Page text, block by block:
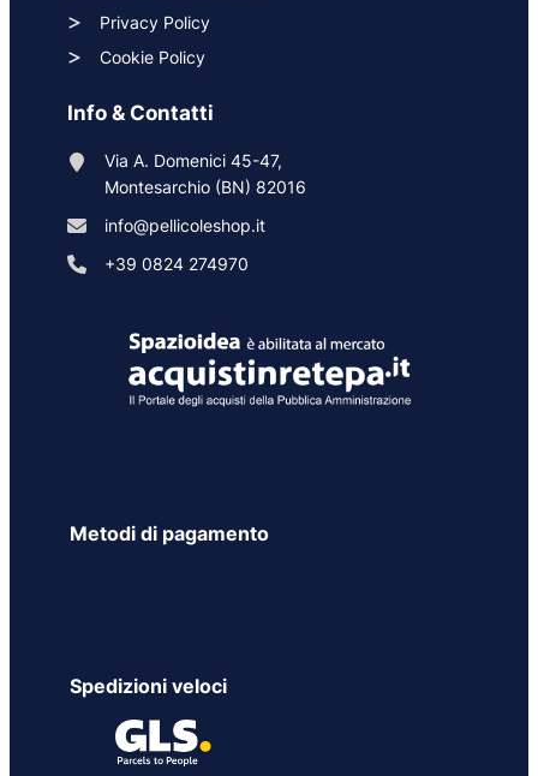
Privacy Policy
Cookie Policy
Info & Contatti
Via A. Domenici 45-47,
Montesarchio (BN) 82016
info@pellicoleshop.it
+39 0824 274970
Metodi di pagamento
Spedizioni veloci